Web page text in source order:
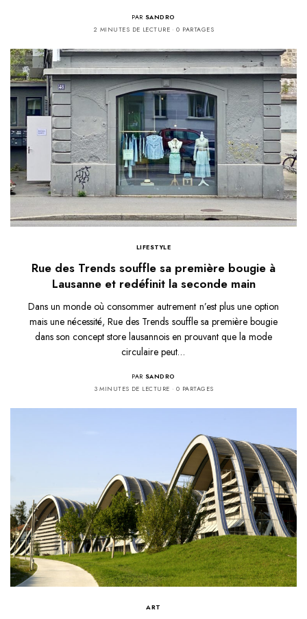
PAR SANDRO
2 MINUTES DE LECTURE
0 PARTAGES
LIFESTYLE
Rue des Trends souffle sa première bougie à
Lausanne et redéfinit la seconde main
Dans un monde où consommer autrement n’est plus une option
mais une nécessité, Rue des Trends souffle sa première bougie
dans son concept store lausannois en prouvant que la mode
circulaire peut…
PAR SANDRO
3 MINUTES DE LECTURE
0 PARTAGES
ART